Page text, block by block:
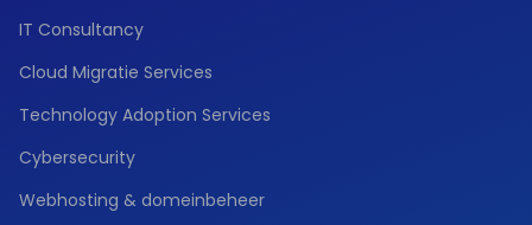
IT Consultancy
Cloud Migratie Services
Technology Adoption Services
Cybersecurity
Webhosting & domeinbeheer